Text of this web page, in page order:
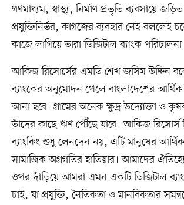
গণমাধ্যম, স্বাস্থ্য, নির্মাণ প্রভৃতি ব্যবসায়ে
প্রযুক্তিনির্ভর, কাগজের ব্যবহার নেই বললেই
কাজে লাগিয়ে তারা ডিজিটাল ব্যাংক
আকিজ রিসোর্সের এমডি শেখ জসিম উদ্দিন
ব্যাংকের অনুমোদন পেলে বাংলাদেশের আর্থিক
আনা হবে। গ্রামের অনেক ক্ষুদ্র উদ্যোক্তা ও
তাঁদের কাছে ঋণ পৌঁছে যাবে। আকিজ রিসোর্স
ব্যাংকিং শুধু লেনদেন নয়, এটি মানুষের
সামাজিক অগ্রগতির হাতিয়ার। আমাদের
ওপর দাঁড়িয়ে আমরা এমন একটি ডিজিটাল
চাই, যা প্রযুক্তি, নৈতিকতা ও মানবিকতার